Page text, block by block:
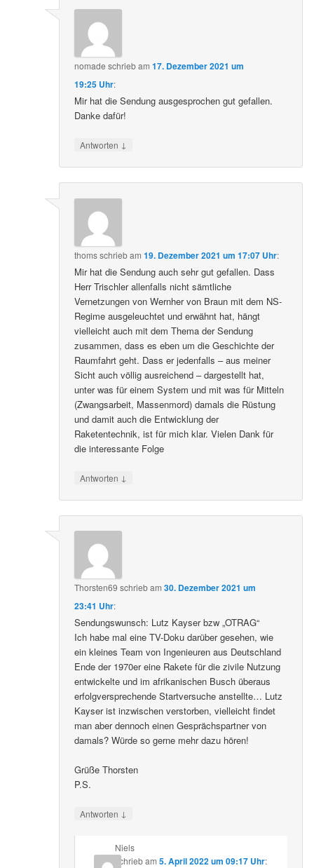
nomade schriebam17. Dezember 2021 um
19:25 Uhr:
Mir hat die Sendung ausgesprochen gut gefallen.
Danke dafür!
Antworten ↓
thomsschriebam19. Dezember 2021 um 17:07 Uhr:
Mir hat die Sendung auch sehr gut gefallen. Dass
Herr Trischler allenfalls nicht sämtliche
Vernetzungen von Wernher von Braun mit dem NS-
Regime ausgeleuchtet und erwähnt hat, hängt
vielleicht auch mit dem Thema der Sendung
zusammen, dass es eben um die Geschichte der
Raumfahrt geht. Dass er jedenfalls – aus meiner
Sicht auch völlig ausreichend – dargestellt hat,
unter was für einem System und mit was für Mitteln
(Zwangsarbeit, Massenmord) damals die Rüstung
und damit auch die Entwicklung der
Raketentechnik, ist für mich klar. Vielen Dank für
die interessante Folge
Antworten ↓
Thorsten69 schriebam30. Dezember 2021 um
23:41 Uhr:
Sendungswunsch: Lutz Kayser bzw „OTRAG“
Ich habe mal eine TV-Doku darüber gesehen, wie
ein kleines Team von Ingenieuren aus Deutschland
Ende der 1970er eine Rakete für die zivile Nutzung
entwickelte und im afrikanischen Busch überaus
erfolgversprechende Startversuche anstellte… Lutz
Kayser ist inzwischen verstorben, vielleicht findet
man aber dennoch einen Gesprächspartner von
damals? Würde so gerne mehr dazu hören!
Grüße Thorsten
P.S.
Antworten ↓
Niels
schriebam 5. April 2022 um 09:17 Uhr: